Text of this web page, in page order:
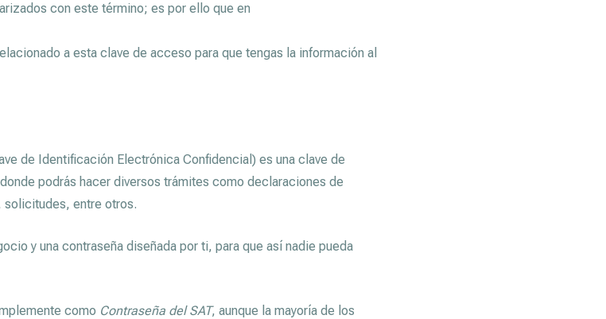
con este término; es por ello que en
a esta clave de acceso para que tengas la información al
de Identificación Electrónica Confidencial) es una clave de
podrás hacer diversos trámites como declaraciones de
solicitudes, entre otros.
y una contraseña diseñada por ti, para que así nadie pueda
como Contraseña del SAT, aunque la mayoría de los